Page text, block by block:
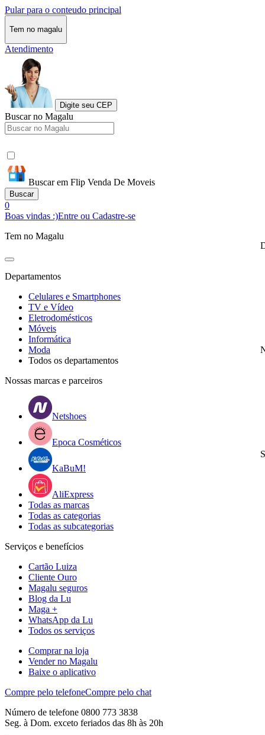
Pular para o conteudo principal
Tem no magalu
Atendimento
Digite seu CEP
Buscar no Magalu
Buscar em Flip Venda De Moveis
Buscar
0
Boas vindas :)Entre ou Cadastre-se
Tem no Magalu
Departamentos
Celulares e Smartphones
TV e Vídeo
Eletrodomésticos
Móveis
Informática
Moda
Todos os departamentos
Nossas marcas e parceiros
Netshoes
Epoca Cosméticos
KaBuM!
AliExpress
Todas as marcas
Todas as categorias
Todas as subcategorias
Serviços e benefícios
Cartão Luiza
Cliente Ouro
Magalu seguros
Blog da Lu
Maga +
WhatsApp da Lu
Todos os serviços
Comprar na loja
Vender no Magalu
Baixe o aplicativo
Compre pelo telefoneCompre pelo chat
Número de telefone 0800 773 3838
Seg. à Dom. exceto feriados das 8h às 20h